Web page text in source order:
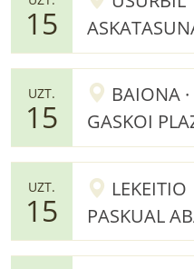
15
UZT.
15
BAIONA
GASKOI
UZT.
15
PASKUAL